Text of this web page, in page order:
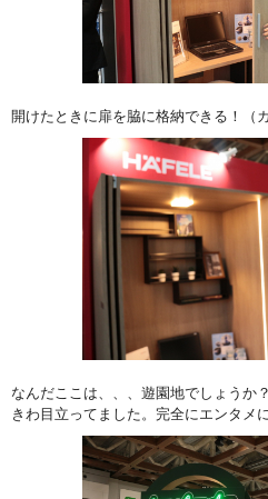
開けたときに扉を脇に格納できる！（
なんだここは、、、遊園地でしょうか
きわ目立ってました。完全にエンタメ